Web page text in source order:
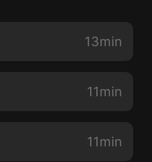
13min
11min
11min